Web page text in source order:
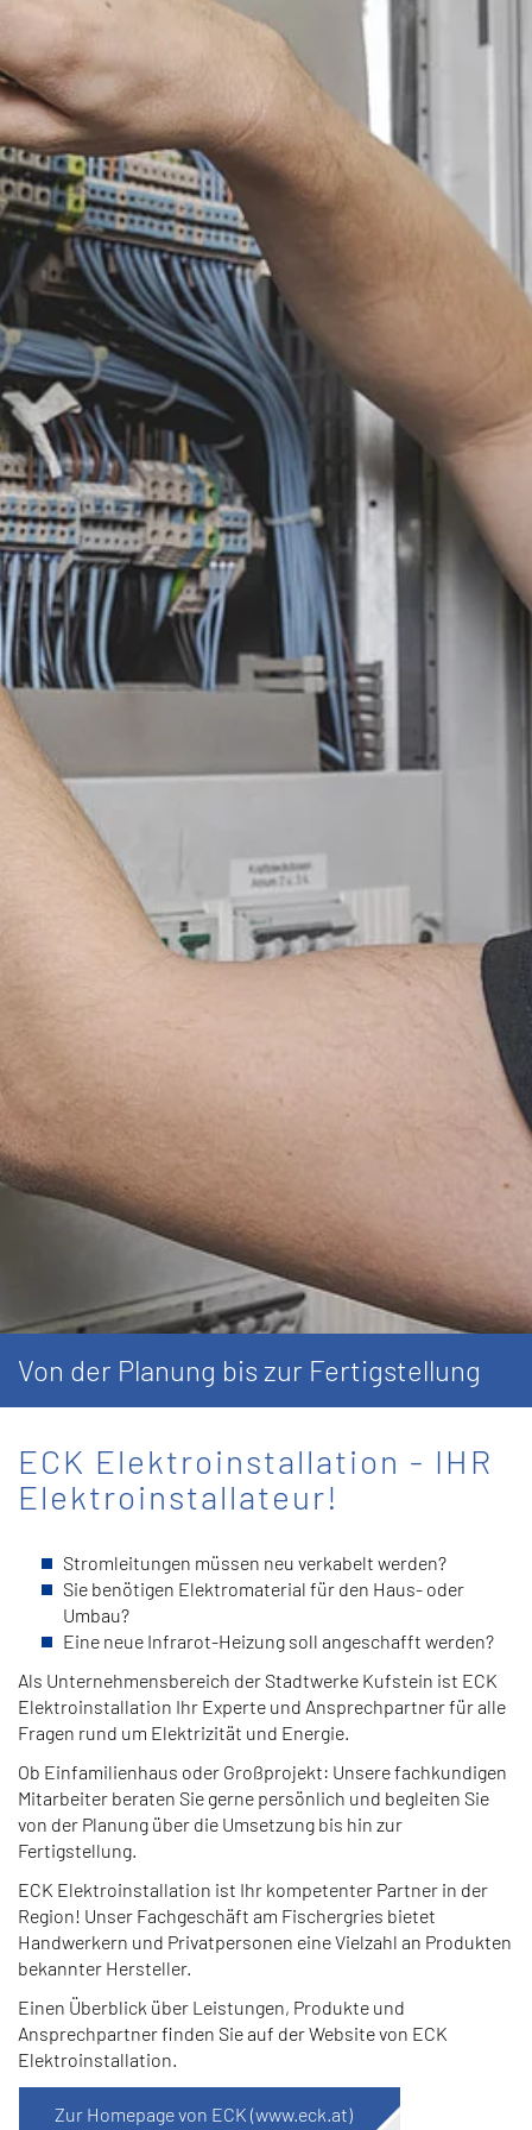
Von der Planung bis zur Fertigstellung
ECK Elektroinstallation - IHR
Elektroinstallateur!
Stromleitungen müssen neu verkabelt werden?
Sie benötigen Elektromaterial für den Haus- oder
Umbau?
Eine neue Infrarot-Heizung soll angeschafft werden?
Als Unternehmensbereich der Stadtwerke Kufstein ist ECK
Elektroinstallation Ihr Experte und Ansprechpartner für alle
Fragen rund um Elektrizität und Energie.
Ob Einfamilienhaus oder Großprojekt: Unsere fachkundigen
Mitarbeiter beraten Sie gerne persönlich und begleiten Sie
von der Planung über die Umsetzung bis hin zur
Fertigstellung.
ECK Elektroinstallation ist Ihr kompetenter Partner in der
Region! Unser Fachgeschäft am Fischergries bietet
Handwerkern und Privatpersonen eine Vielzahl an Produkten
bekannter Hersteller.
Einen Überblick über Leistungen, Produkte und
Ansprechpartner finden Sie auf der Website von ECK
Elektroinstallation.
Zur Homepage von ECK (www.eck.at)